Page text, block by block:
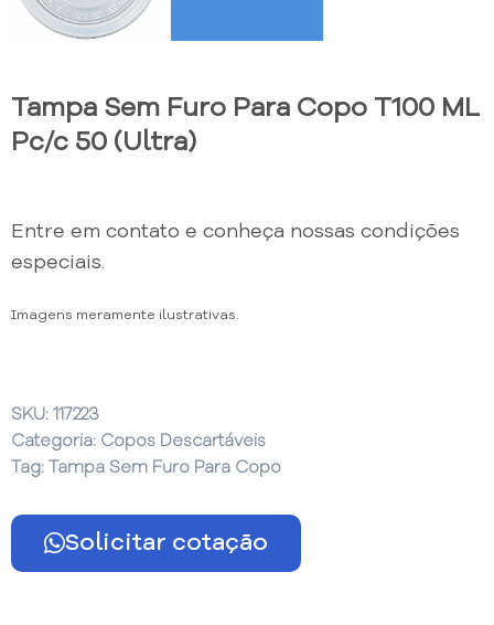
Tampa Sem Furo Para Copo T100 ML
Pc/c 50 (Ultra)
Entre em contato e conheça nossas condições
especiais.
Imagens meramente ilustrativas.
SKU: 117223
Categoria: Copos Descartáveis
Tag:
Tampa Sem Furo Para Copo
Solicitar cotação